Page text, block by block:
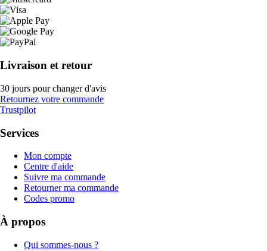
Livraison et retour
30 jours pour changer d'avis
Retournez votre commande
Trustpilot
Services
Mon compte
Centre d'aide
Suivre ma commande
Retourner ma commande
Codes promo
À propos
Qui sommes-nous ?